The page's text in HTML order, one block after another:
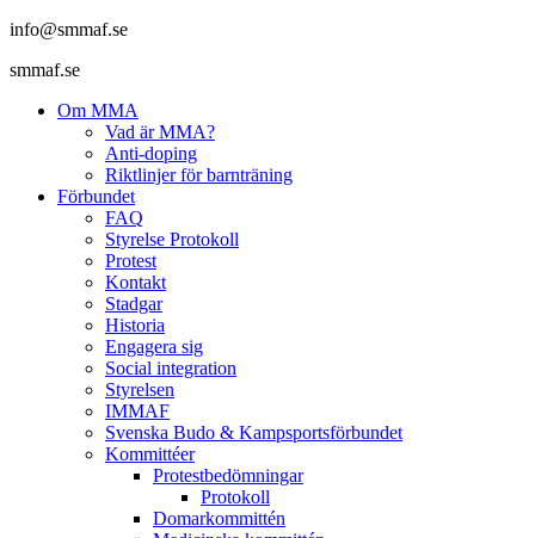
info@smmaf.se
smmaf.se
Om MMA
Vad är MMA?
Anti-doping
Riktlinjer för barnträning
Förbundet
FAQ
Styrelse Protokoll
Protest
Kontakt
Stadgar
Historia
Engagera sig
Social integration
Styrelsen
IMMAF
Svenska Budo & Kampsportsförbundet
Kommittéer
Protestbedömningar
Protokoll
Domarkommittén